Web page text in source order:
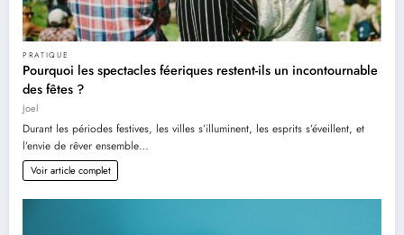
PRATIQUE
Pourquoi les spectacles féeriques restent-ils un incontournable
des fêtes ?
Joel
Durant les périodes festives, les villes s’illuminent, les esprits s’éveillent, et
l’envie de rêver ensemble…
Voir article complet